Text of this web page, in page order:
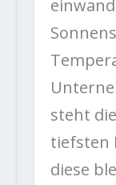
steht
tiefsten
diese